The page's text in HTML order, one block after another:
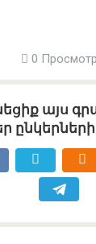
0 Просмотр
այս